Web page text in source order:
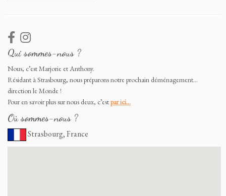
Qui sommes-nous ?
Nous, c’est Marjorie et Anthony.
Résidant à Strasbourg, nous préparons notre prochain déménagement…
direction le Monde !
Pour en savoir plus sur nous deux, c’estpar ici…
Où sommes-nous ?
Strasbourg, France